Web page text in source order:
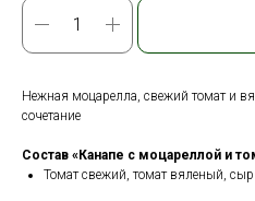
Нежная моцарелла, свежий томат и
сочетание
Состав «Канапе с моцареллой и
Томат свежий, томат вяленый,